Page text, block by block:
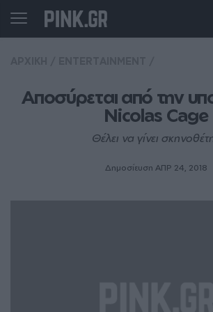
Αποσύρεται από την
Nicolas Cage
Θέλει να γίνει
Δημοσίευση ΑΠΡ 24, 2018